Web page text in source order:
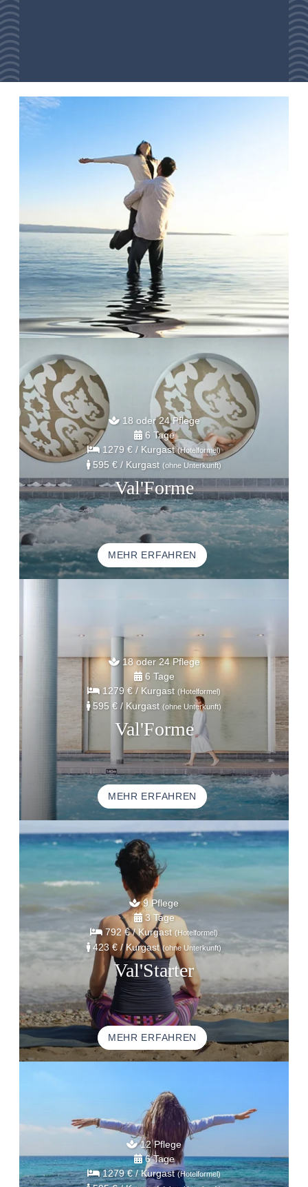
Val'Forme
18 oder 24 Pflege
6 Tage
1279 € / Kurgast(Hotelformel)
595 € / Kurgast (ohne Unterkunft)
MEHR ERFAHREN
Val'Forme
18 oder 24 Pflege
6 Tage
1279 € / Kurgast (Hotelformel)
595 € / Kurgast (ohne Unterkunft)
MEHR ERFAHREN
Val'Starter
9 Pflege
3 Tage
792 €/ Kurgast(Hotelformel)
423 €/ Kurgast(ohne Unterkunft)
MEHR ERFAHREN
12 Pflege
6 Tage
1279 €/ Kurgast(Hotelformel)